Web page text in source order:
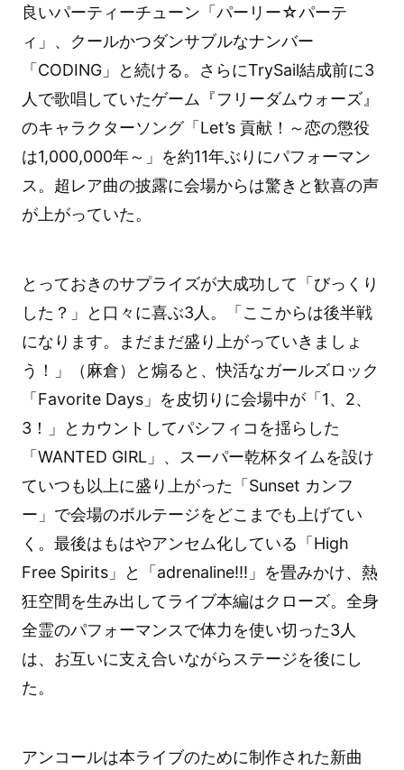
良いパーティーチューン「パーリー☆パーテ
ィ」、クールかつダンサブルなナンバー
「CODING」と続ける。さらにTrySail結成前に3
人で歌唱していたゲーム『フリーダムウォーズ』
のキャラクターソング「Let’s 貢献！～恋の懲役
は1,000,000年～」を約11年ぶりにパフォーマン
ス。超レア曲の披露に会場からは驚きと歓喜の声
が上がっていた。
とっておきのサプライズが大成功して「びっくり
した？」と口々に喜ぶ3人。「ここからは後半戦
になります。まだまだ盛り上がっていきましょ
う！」（麻倉）と煽ると、快活なガールズロック
「Favorite Days」を皮切りに会場中が「1、2、
3！」とカウントしてパシフィコを揺らした
「WANTED GIRL」、スーパー乾杯タイムを設け
ていつも以上に盛り上がった「Sunset カンフ
ー」で会場のボルテージをどこまでも上げてい
く。最後はもはやアンセム化している「High
Free Spirits」と「adrenaline!!!」を畳みかけ、熱
狂空間を生み出してライブ本編はクローズ。全身
全霊のパフォーマンスで体力を使い切った3人
は、お互いに支え合いながらステージを後にし
た。
アンコールは本ライブのために制作された新曲